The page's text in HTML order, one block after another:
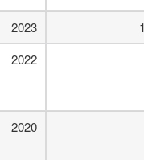
2023
2022
2020